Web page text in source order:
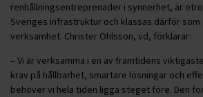
renhållningsentreprenader i synnerhet, är
Sveriges infrastruktur och klassas därför som
verksamhet. Christer Ohlsson, vd, förklarar:
– Vi är verksamma i en av framtidens
krav på hållbarhet, smartare lösningar och
behöver vi hela tiden ligga steget före. Den